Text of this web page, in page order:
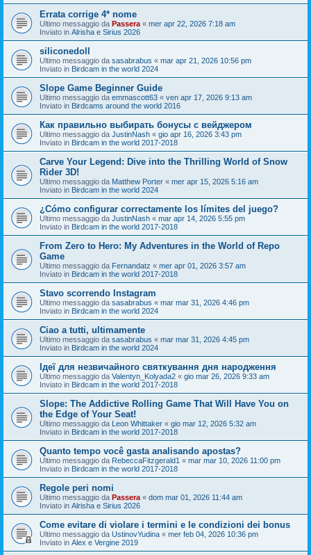
Errata corrige 4* nome
Ultimo messaggio da Passera « mer apr 22, 2026 7:18 am
Inviato in Alrisha e Sirius 2026
siliconedoll
Ultimo messaggio da sasabrabus « mar apr 21, 2026 10:56 pm
Inviato in Birdcam in the world 2024
Slope Game Beginner Guide
Ultimo messaggio da emmascott63 « ven apr 17, 2026 9:13 am
Inviato in Birdcams around the world 2016
Как правильно выбирать бонусы с вейджером
Ultimo messaggio da JustinNash « gio apr 16, 2026 3:43 pm
Inviato in Birdcam in the world 2017-2018
Carve Your Legend: Dive into the Thrilling World of Snow
Rider 3D!
Ultimo messaggio da Matthew Porter « mer apr 15, 2026 5:16 am
Inviato in Birdcam in the world 2024
¿Cómo configurar correctamente los límites del juego?
Ultimo messaggio da JustinNash « mar apr 14, 2026 5:55 pm
Inviato in Birdcam in the world 2017-2018
From Zero to Hero: My Adventures in the World of Repo
Game
Ultimo messaggio da Fernandatz « mer apr 01, 2026 3:57 am
Inviato in Birdcam in the world 2017-2018
Stavo scorrendo Instagram
Ultimo messaggio da sasabrabus « mar mar 31, 2026 4:46 pm
Inviato in Birdcam in the world 2024
Ciao a tutti, ultimamente
Ultimo messaggio da sasabrabus « mar mar 31, 2026 4:45 pm
Inviato in Birdcam in the world 2024
Ідеї для незвичайного святкування дня народження
Ultimo messaggio da Valentyn_Kolyada2 « gio mar 26, 2026 9:33 am
Inviato in Birdcam in the world 2017-2018
Slope: The Addictive Rolling Game That Will Have You on
the Edge of Your Seat!
Ultimo messaggio da Leon Whittaker « gio mar 12, 2026 5:32 am
Inviato in Birdcam in the world 2017-2018
Quanto tempo você gasta analisando apostas?
Ultimo messaggio da RebeccaFitzgerald1 « mar mar 10, 2026 11:00 pm
Inviato in Birdcam in the world 2017-2018
Regole peri nomi
Ultimo messaggio da Passera « dom mar 01, 2026 11:44 am
Inviato in Alrisha e Sirius 2026
Come evitare di violare i termini e le condizioni dei bonus
Ultimo messaggio da UstinovYudina « mer feb 04, 2026 10:36 pm
Inviato in Alex e Vergine 2019